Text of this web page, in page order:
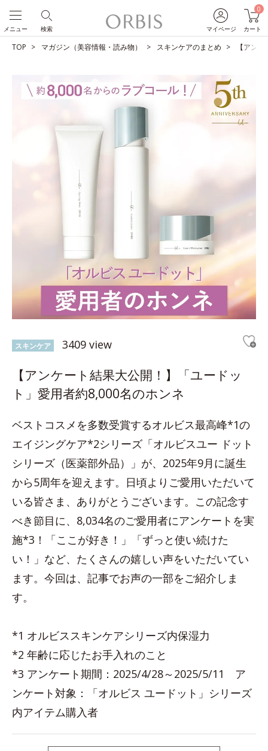
マイページ
0
カート
検索
メニュー
TOP マガジン（美容情報・読み物） スキンケアのまとめ 【アン
スキンケア 3409 view
【アンケート結果大公開！】「ユードッ
ト」愛用者約8,000名のホンネ
ベストコスメを多数受賞するオルビス最高峰*1の
エイジングケア*2シリーズ「オルビスユー ドット
シリーズ（医薬部外品）」が、2025年9月に誕生
から5周年を迎えます。日頃よりご愛用いただいて
いる皆さま、ありがとうございます。この記念す
べき節目に、8,034名のご愛用者にアンケートを実
施*3！「ここが好き！」「ずっと使い続けた
い！」など、たくさんの嬉しい声をいただいてい
ます。今回は、記事でお声の一部をご紹介しま
す。
*1 オルビススキンケアシリーズ内保湿力
*2 年齢に応じたお手入れのこと
*3 アンケート期間：2025/4/28～2025/5/11 ア
ンケート対象：「オルビス ユードット」シリーズ
内アイテム購入者